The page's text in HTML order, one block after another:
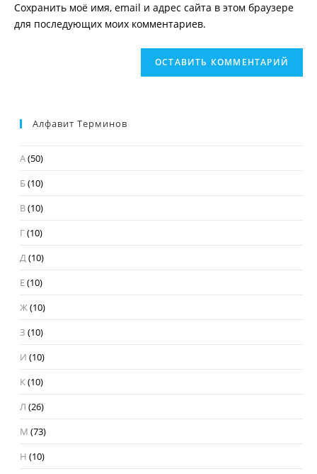
сайта
(необязательно)
Сохранить моё имя, email и адрес сайта в этом браузере
для последующих моих комментариев.
Алфавит Терминов
А(50)
Б(10)
В(10)
Г(10)
Д(10)
Е(10)
Ж(10)
З (10)
И (10)
К(10)
Л (26)
М (73)
Н (10)